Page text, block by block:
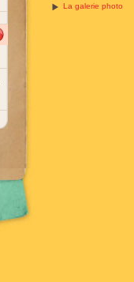
La galerie photo